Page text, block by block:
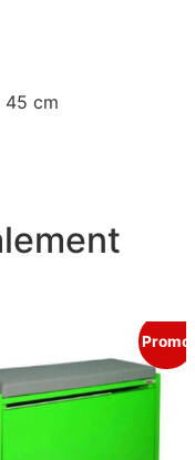
45 cm
Promo